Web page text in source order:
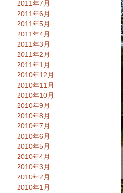
2011年7月
2011年6月
2011年5月
2011年4月
2011年3月
2011年2月
2011年1月
2010年12月
2010年11月
2010年10月
2010年9月
2010年8月
2010年7月
2010年6月
2010年5月
2010年4月
2010年3月
2010年2月
2010年1月